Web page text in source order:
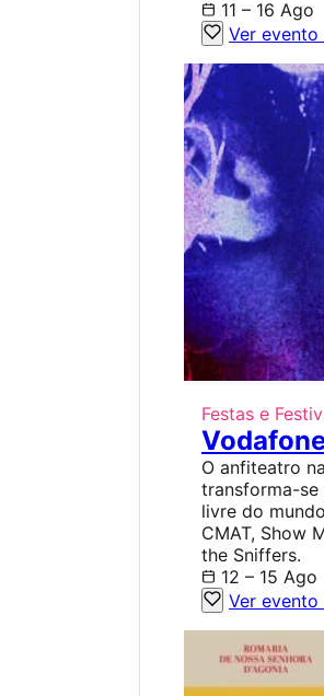
11 – 16 Ago
Ver
Festas e
O anfiteatro
transforma-se
livre do
CMAT, Show
the Sniffers.
12 – 15 Ago
Ver